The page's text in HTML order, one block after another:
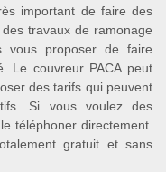
important de faire des
travaux de ramonage
vous proposer de faire
Le couvreur PACA peut
des tarifs qui peuvent
Si vous voulez des
téléphoner directement.
gratuit et sans